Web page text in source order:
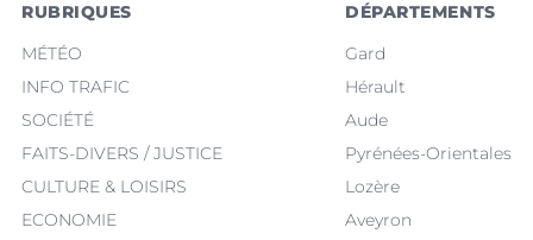
RUBRIQUES
MÉTÉO
INFO TRAFIC
SOCIÉTÉ
FAITS-DIVERS / JUSTICE
CULTURE & LOISIRS
ECONOMIE
DÉPARTEMENTS
Gard
Hérault
Aude
Pyrénées-Orientales
Lozère
Aveyron